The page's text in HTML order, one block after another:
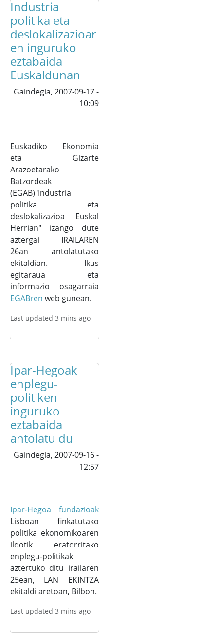
Industria
politika eta
deslokalizazioar
en inguruko
eztabaida
Euskaldunan
Gaindegia, 2007-09-17 -
10:09
Euskadiko Ekonomia
eta Gizarte
Arazoetarako
Batzordeak
(EGAB)"Industria
politika eta
deslokalizazioa Euskal
Herrian" izango dute
aztergai IRAILAREN
26an antolatutako
ekitaldian. Ikus
egitaraua eta
informazio osagarraia
EGABren web gunean.
Last updated 3 mins ago
Ipar-Hegoak
enplegu-
politiken
inguruko
eztabaida
antolatu du
Gaindegia, 2007-09-16 -
12:57
Ipar-Hegoa fundazioak
Lisboan finkatutako
politika ekonomikoaren
ildotik eratorritako
enplegu-politikak
aztertuko ditu irailaren
25ean, LAN EKINTZA
ekitaldi aretoan, Bilbon.
Last updated 3 mins ago